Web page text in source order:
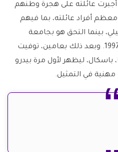
عائلته على هجرة وطنهم
معظم أفراد عائلته، بما فيهم
بينما التحق هو بجامعة
نيويورك، والتي تخرج منها عام 1997. وبعد ذلك بعامين، توفيت
باسكال، ليظهر لأول مرة بيدرو
في التمثيل.